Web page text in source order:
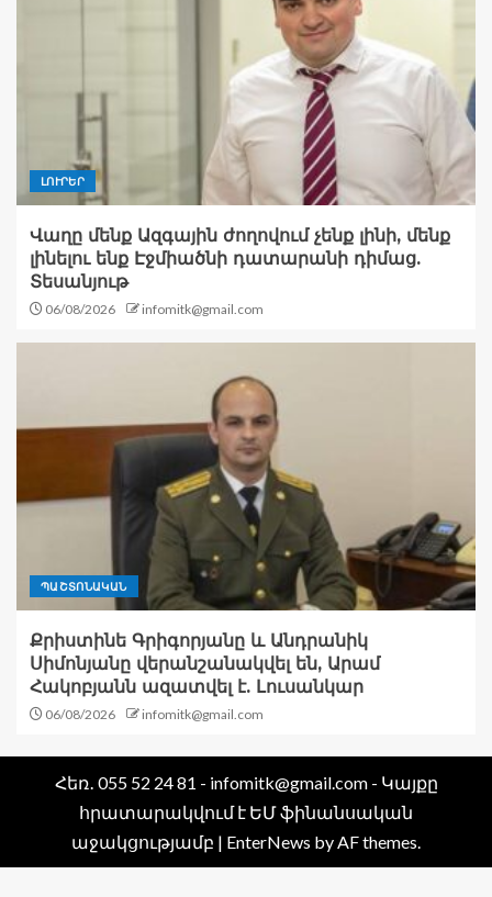
ԼՈՒՐԵՐ
Վաղը մենք Ազգային ժողովում չենք լինի, մենք
լինելու ենք Էջմիածնի դատարանի դիմաց.
Տեսանյութ
06/08/2026 infomitk@gmail.com
ՊԱՇՏՈՆԱԿԱՆ
Քրիստինե Գրիգորյանը և Անդրանիկ
Սիմոնյանը վերանշանակվել են, Արամ
Հակոբյանն ազատվել է. Լուսանկար
06/08/2026 infomitk@gmail.com
Հեռ․ 055 52 24 81 - infomitk@gmail.com - Կայքը
հրատարակվում է ԵՄ ֆինանսական
աջակցությամբ | EnterNews by AF themes.